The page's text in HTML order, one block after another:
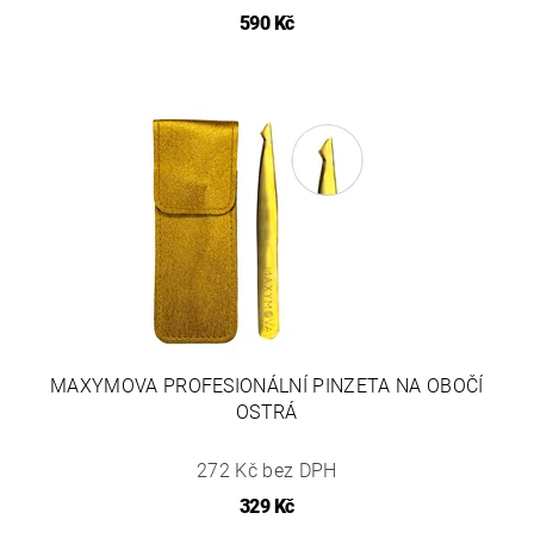
590 Kč
MAXYMOVA PROFESIONÁLNÍ PINZETA NA OBOČÍ
OSTRÁ
272 Kč bez DPH
329 Kč